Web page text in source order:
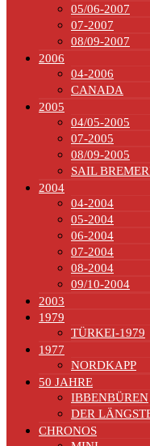
05/06-2007
07-2007
08/09-2007
2006
04-2006
CANADA
2005
04/05-2005
07-2005
08/09-2005
SAIL
2004
04-2004
05-2004
06-2004
07-2004
08-2004
09/10-2004
2003
1979
TÜRKEI-1979
1977
NORDKAPP
50 JAHRE
IBBENBÜREN
DER
CHRONOS